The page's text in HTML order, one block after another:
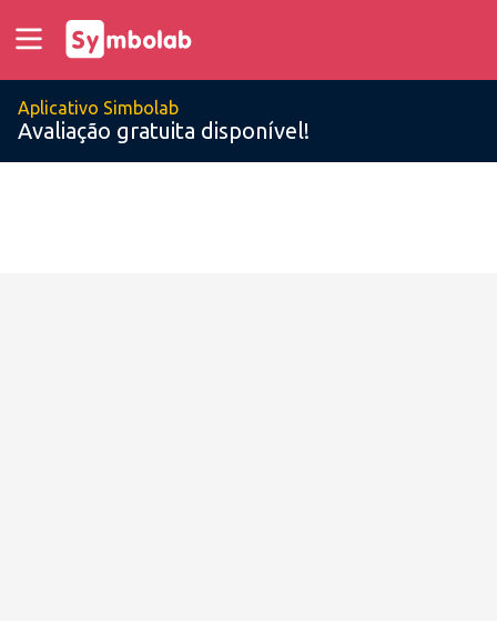
Aplicativo Simbolab
Avaliação gratuita disponível!